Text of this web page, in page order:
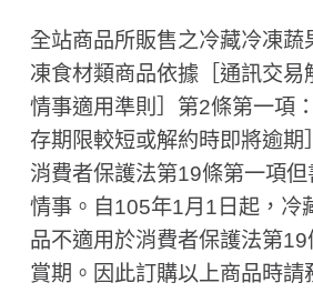
全站商品所販售之冷藏冷凍蔬
凍食材類商品依據［通訊交易
情事適用準則］第2條第一項
存期限較短或解約時即將逾期
消費者保護法第19條第一項
情事。自105年1月1日起，冷
品不適用於消費者保護法第
賞期。因此訂購以上商品時請